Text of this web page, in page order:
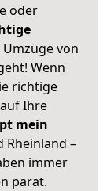
oder
von
Wenn
richtige
Ihre
mein
Rheinland –
immer
parat.